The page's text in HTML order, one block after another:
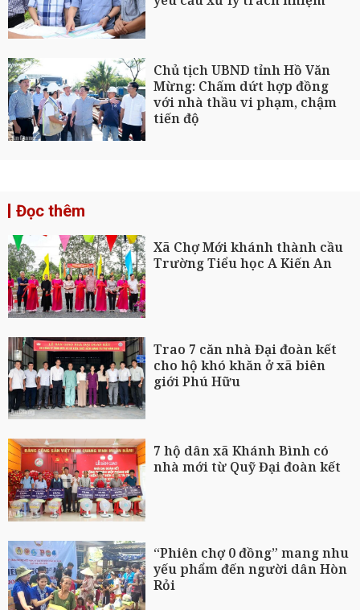
Chủ tịch UBND tỉnh Hồ Văn
Mừng: Chấm dứt hợp đồng
với nhà thầu vi phạm, chậm
tiến độ
Đọc thêm
Xã Chợ Mới khánh thành cầu
Trường Tiểu học A Kiến An
Trao 7 căn nhà Đại đoàn kết
cho hộ khó khăn ở xã biên
giới Phú Hữu
7 hộ dân xã Khánh Bình có
nhà mới từ Quỹ Đại đoàn kết
“Phiên chợ 0 đồng” mang nhu
yếu phẩm đến người dân Hòn
Rỏi